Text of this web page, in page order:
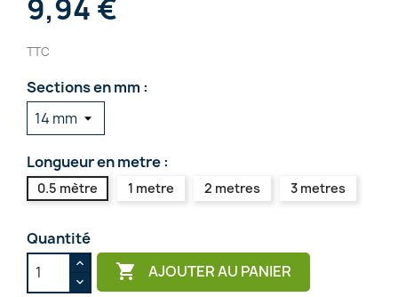
9,94 €
TTC
Sections en mm :
Longueur en metre :
0.5 mètre 1 metre 2 metres 3 metres
Quantité
 AJOUTER AU PANIER